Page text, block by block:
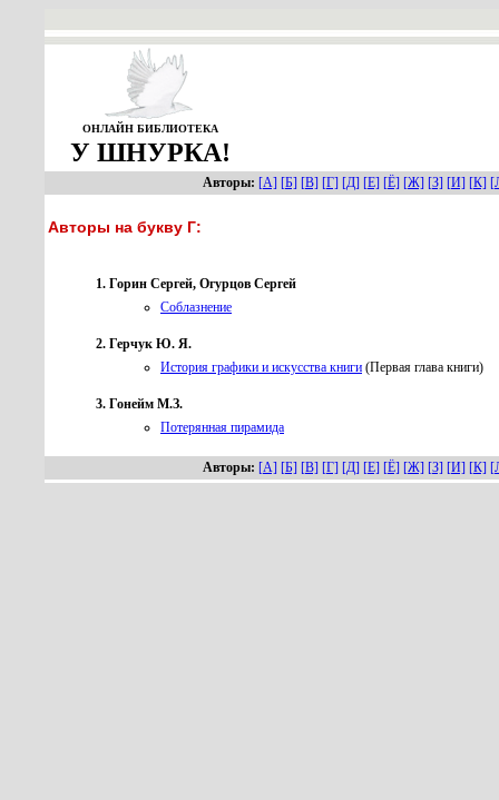
ОНЛАЙН БИБЛИОТЕКА
У ШНУРКА!
Авторы: [А] [Б] [В] [Г] [Д] [Е] [Ё] [Ж] [З] [И] [К]
Авторы на букву Г:
Горин Сергей, Огурцов Сергей
Соблазнение
Герчук Ю. Я.
История графики и искусства книги (Первая глава книги)
Гонейм М.З.
Потерянная пирамида
Авторы: [А] [Б] [В] [Г] [Д] [Е] [Ё] [Ж] [З] [И] [К]